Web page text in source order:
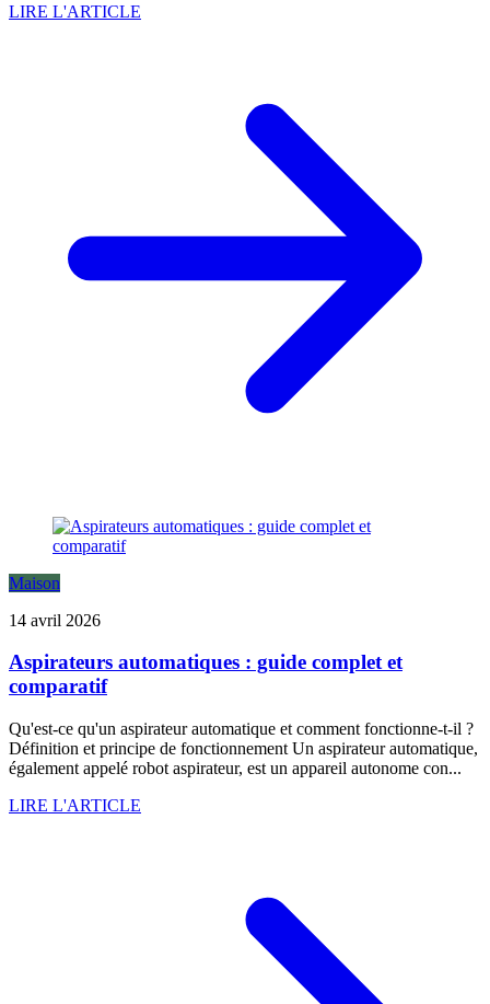
LIRE L'ARTICLE
Maison
14 avril 2026
Aspirateurs automatiques : guide complet et
comparatif
Qu'est-ce qu'un aspirateur automatique et comment fonctionne-t-il ?
Définition et principe de fonctionnement Un aspirateur automatique,
également appelé robot aspirateur, est un appareil autonome con...
LIRE L'ARTICLE